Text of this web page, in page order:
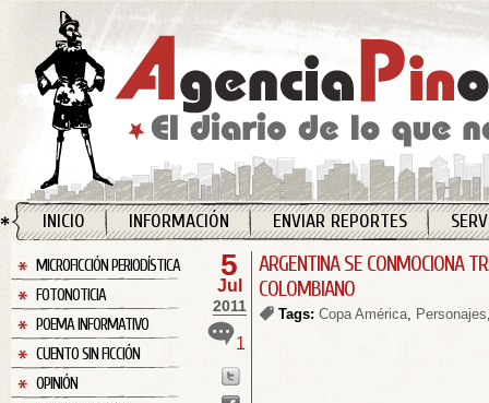
INICIO INFORMACIÓN ENVIAR REPORTES
MICROFICCIÓN PERIODÍSTICA
FOTONOTICIA
POEMA INFORMATIVO
CUENTO SIN FICCIÓN
OPINIÓN
5
Jul
2011
1
ARGENTINA SE CONMOCIONA
COLOMBIANO
Tags: Copa América, Personajes